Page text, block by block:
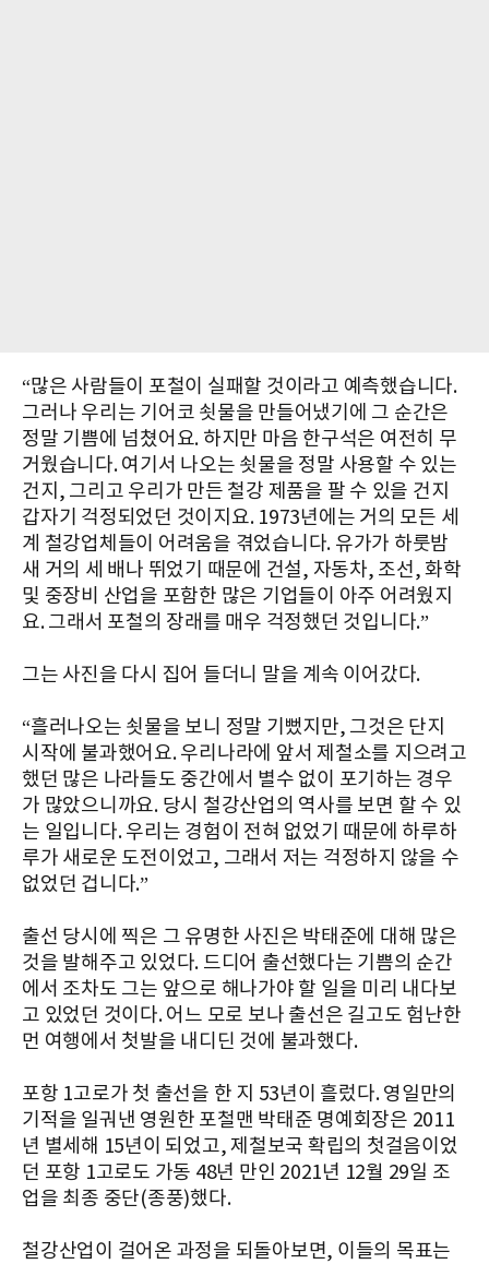
“많은 사람들이 포철이 실패할 것이라고 예측했습니다.
그러나 우리는 기어코 쇳물을 만들어냈기에 그 순간은
정말 기쁨에 넘쳤어요. 하지만 마음 한구석은 여전히 무
거웠습니다. 여기서 나오는 쇳물을 정말 사용할 수 있는
건지, 그리고 우리가 만든 철강 제품을 팔 수 있을 건지
갑자기 걱정되었던 것이지요. 1973년에는 거의 모든 세
계 철강업체들이 어려움을 겪었습니다. 유가가 하룻밤
새 거의 세 배나 뛰었기 때문에 건설, 자동차, 조선, 화학
및 중장비 산업을 포함한 많은 기업들이 아주 어려웠지
요. 그래서 포철의 장래를 매우 걱정했던 것입니다.”
그는 사진을 다시 집어 들더니 말을 계속 이어갔다.
“흘러나오는 쇳물을 보니 정말 기뻤지만, 그것은 단지
시작에 불과했어요. 우리나라에 앞서 제철소를 지으려고
했던 많은 나라들도 중간에서 별수 없이 포기하는 경우
가 많았으니까요. 당시 철강산업의 역사를 보면 할 수 있
는 일입니다. 우리는 경험이 전혀 없었기 때문에 하루하
루가 새로운 도전이었고, 그래서 저는 걱정하지 않을 수
없었던 겁니다.”
출선 당시에 찍은 그 유명한 사진은 박태준에 대해 많은
것을 발해주고 있었다. 드디어 출선했다는 기쁨의 순간
에서 조차도 그는 앞으로 해나가야 할 일을 미리 내다보
고 있었던 것이다. 어느 모로 보나 출선은 길고도 험난한
먼 여행에서 첫발을 내디딘 것에 불과했다.
포항 1고로가 첫 출선을 한 지 53년이 흘렀다. 영일만의
기적을 일궈낸 영원한 포철맨 박태준 명예회장은 2011
년 별세해 15년이 되었고, 제철보국 확립의 첫걸음이었
던 포항 1고로도 가동 48년 만인 2021년 12월 29일 조
업을 최종 중단(종풍)했다.
철강산업이 걸어온 과정을 되돌아보면, 이들의 목표는